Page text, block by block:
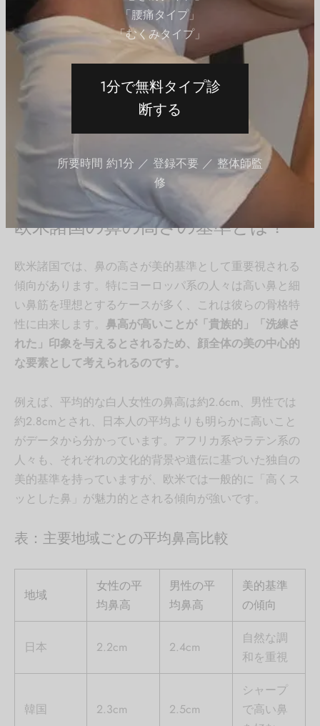
「腰痛タイプ」
「むくみタイプ」
1分で無料タイプ診
断する
所要時間 約1分 ／ 登録不要 ／ 整体師監
修
Chin, Part I：鼻の分析と解剖学: アジア人の人体計測によ
る比例評価 – 額から顎までの美的バランス、パート I
」
では、アジアの国ごとの鼻の高さや形状の違いが詳述さ
れています。
アジアの中でも美的基準は多様です。日
本における美しさの価値観を尊重しつ
つ、自分の個性を大切にしてください。
欧米諸国の鼻の高さの基準とは？
欧米諸国では、鼻の高さが美的基準として重要視される
傾向があります。特にヨーロッパ系の人々は高い鼻と細
い鼻筋を理想とするケースが多く、これは彼らの骨格特
性に由来します。 鼻高が高いことが「貴族的」「洗練さ
れた」印象を与えるとされるため、顔全体の美の中心的
な要素として考えられるのです。
例えば、平均的な白人女性の鼻高は約2.6cm、男性では
約2.8cmとされ、日本人の平均よりも明らかに高いこと
がデータから分かっています。アフリカ系やラテン系の
人々も、それぞれの文化的背景や遺伝に基づいた独自の
美的基準を持っていますが、欧米では一般的に「高くス
ッとした鼻」が魅力的とされる傾向が強いです。
表：主要地域ごとの平均鼻高比較
地域
女性の平
均鼻高
男性の平
均鼻高
美的基準
の傾向
日本 2.2cm 2.4cm
自然な調
和を重視
韓国 2.3cm 2.5cm
シャープ
で高い鼻